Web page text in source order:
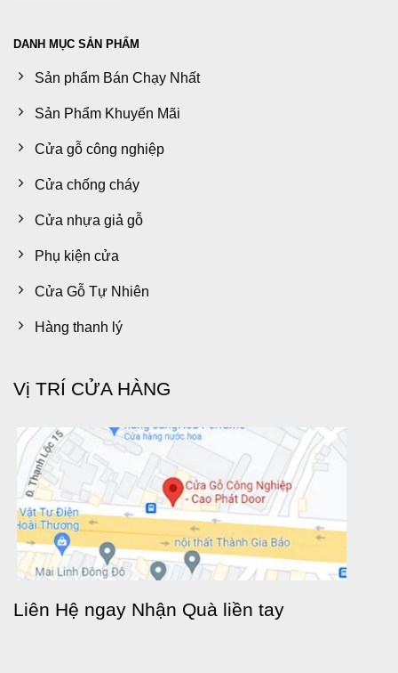
DANH MỤC SẢN PHẨM
Sản phẩm Bán Chạy Nhất
Sản Phẩm Khuyến Mãi
Cửa gỗ công nghiệp
Cửa chống cháy
Cửa nhựa giả gỗ
Phụ kiện cửa
Cửa Gỗ Tự Nhiên
Hàng thanh lý
Vị TRÍ CỬA HÀNG
Liên Hệ ngay Nhận Quà liền tay